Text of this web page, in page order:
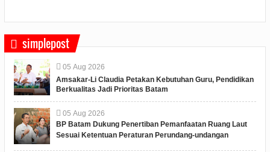
simplepost
05 Aug 2026
Amsakar-Li Claudia Petakan Kebutuhan Guru, Pendidikan
Berkualitas Jadi Prioritas Batam
05 Aug 2026
BP Batam Dukung Penertiban Pemanfaatan Ruang Laut
Sesuai Ketentuan Peraturan Perundang-undangan